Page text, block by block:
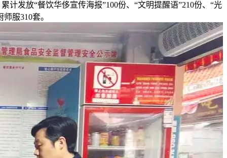
发放“餐饮华侈宣传海报”100份、“文明提醒语”210份、“光
服310套。